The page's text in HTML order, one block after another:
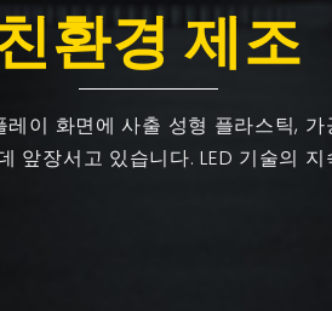
환경 제조
레이 화면에 사출 성형 플라스틱,
앞장서고 있습니다. LED 기술의